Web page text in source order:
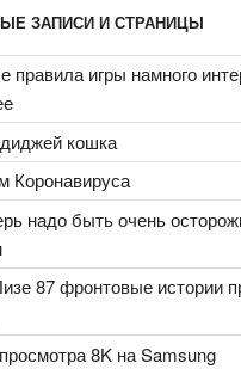
ЗАПИСИ И СТРАНИЦЫ
правила игры намного
кошка
Коронавируса
надо быть очень
87 фронтовые истории
8K на Samsung